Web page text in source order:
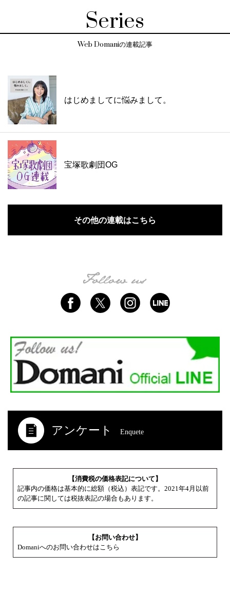
Series
Web Domaniの連載記事
はじめましてに悩みまして。
宝塚歌劇団OG
その他の連載はこちら
アンケート Enquete
【消費税の価格表記について】
記事内の価格は基本的に総額（税込）表記です。2021年4月以前
の記事に関しては税抜表記の場合もあります。
【お問い合わせ】
Domaniへのお問い合わせはこちら